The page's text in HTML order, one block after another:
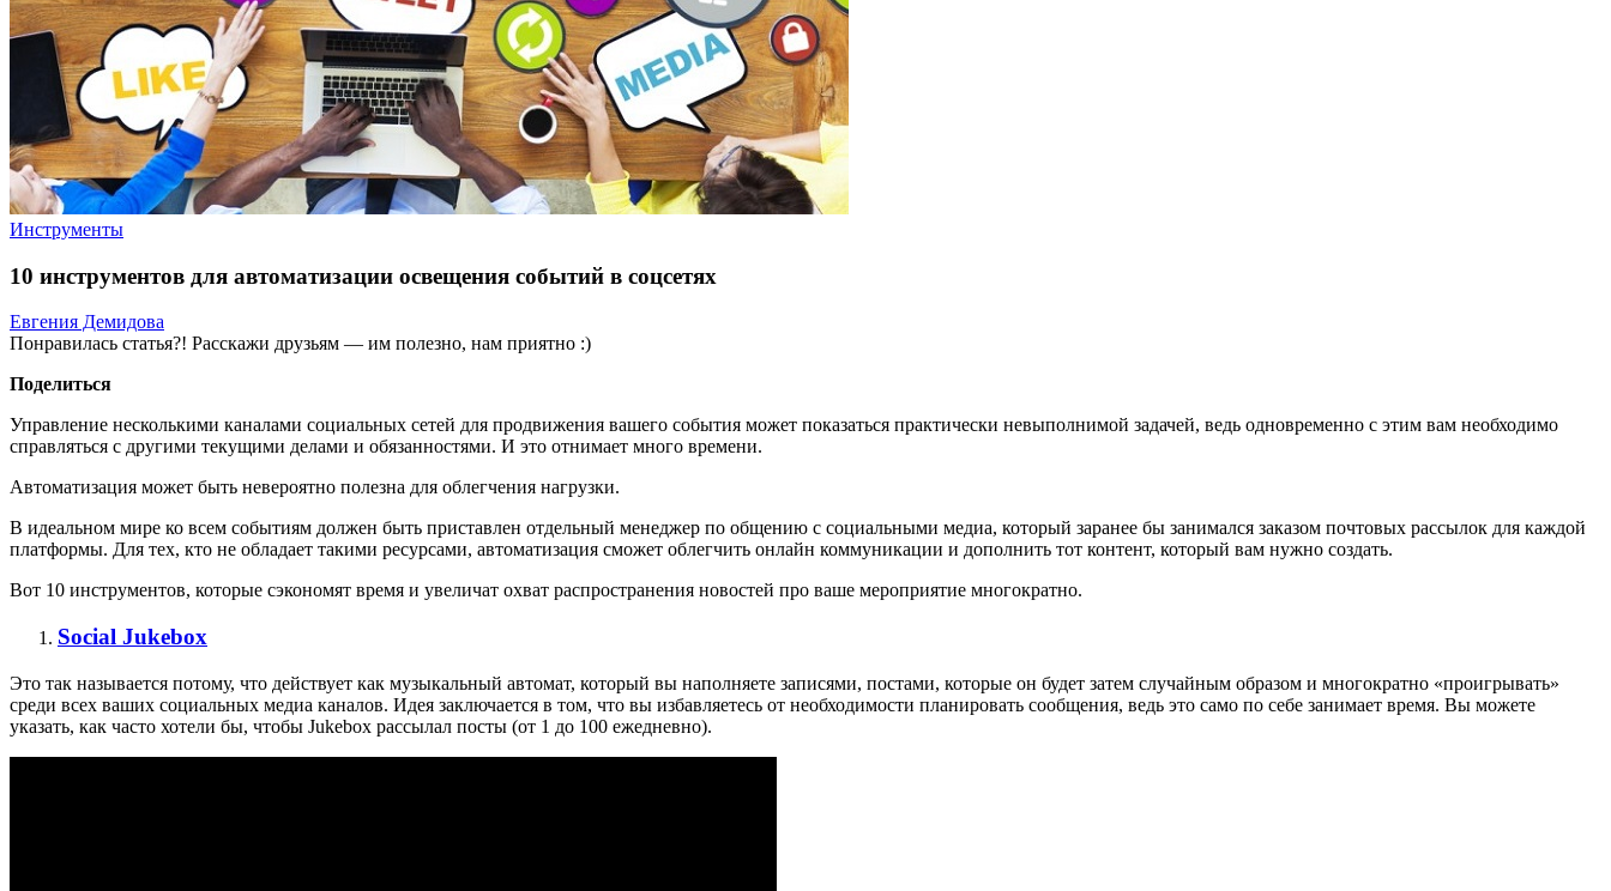
Инструменты
10 инструментов для автоматизации освещения событий в соцсетях
Евгения Демидова
Понравилась статья?! Расскажи друзьям — им полезно, нам приятно :)
Поделиться
Управление несколькими каналами социальных сетей для продвижения вашего события может показаться практически невыполнимой задачей, ведь одновременно с этим вам необходимо
справляться с другими текущими делами и обязанностями. И это отнимает много времени.
Автоматизация может быть невероятно полезна для облегчения нагрузки.
В идеальном мире ко всем событиям должен быть приставлен отдельный менеджер по общению с социальными медиа, который заранее бы занимался заказом почтовых рассылок для каждой
платформы. Для тех, кто не обладает такими ресурсами, автоматизация сможет облегчить онлайн коммуникации и дополнить тот контент, который вам нужно создать.
Вот 10 инструментов, которые сэкономят время и увеличат охват распространения новостей про ваше мероприятие многократно.
Social Jukebox
Это так называется потому, что действует как музыкальный автомат, который вы наполняете записями, постами, которые он будет затем случайным образом и многократно «проигрывать»
среди всех ваших социальных медиа каналов. Идея заключается в том, что вы избавляетесь от необходимости планировать сообщения, ведь это само по себе занимает время. Вы можете
указать, как часто хотели бы, чтобы Jukebox рассылал посты (от 1 до 100 ежедневно).